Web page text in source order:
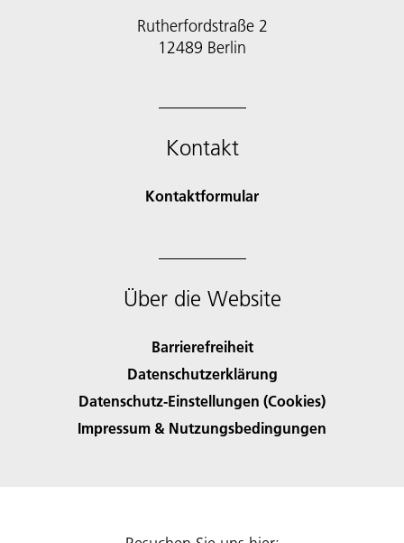
Rutherfordstraße 2
12489 Berlin
Kontakt
Kontaktformular
Über die Website
Barrierefreiheit
Datenschutzerklärung
Datenschutz-Einstellungen (Cookies)
Impressum & Nutzungsbedingungen